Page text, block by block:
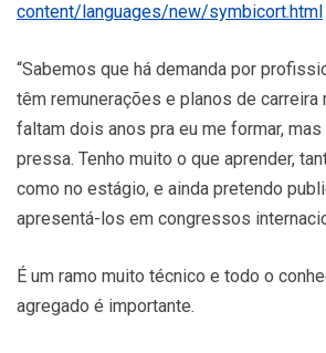
content/languages/new/symbicort.html
“Sabemos que há demanda por
têm remunerações e planos de carreira
faltam dois anos pra eu me formar,
pressa. Tenho muito o que aprender,
como no estágio, e ainda pretendo
apresentá-los em congressos
É um ramo muito técnico e todo o
agregado é importante.